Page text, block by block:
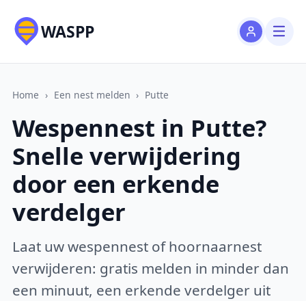
WASPP
Home › Een nest melden › Putte
Wespennest in Putte?
Snelle verwijdering
door een erkende
verdelger
Laat uw wespennest of hoornaarnest
verwijderen: gratis melden in minder dan
een minuut, een erkende verdelger uit